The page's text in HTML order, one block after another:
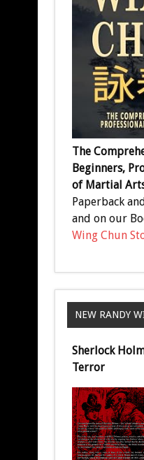
The
Beginners,
of Martial
Paperback
and on our
Wing Chun
NEW RANDY
Sherlock
Terror